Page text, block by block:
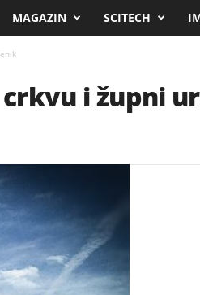
MAGAZIN SCITECH
i župni